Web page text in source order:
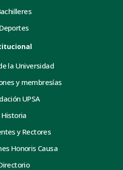
Deportes
la Universidad
y membresías
UPSA
Historia
y Rectores
Honoris Causa